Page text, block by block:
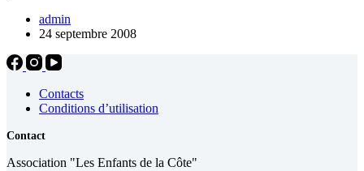
admin
24 septembre 2008
Contacts
Conditions d’utilisation
Contact
Association "Les Enfants de la Côte"